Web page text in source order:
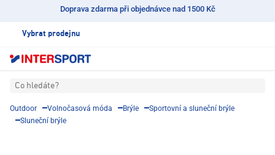
Doprava zdarma při objednávce nad 1500 Kč
Vybrat prodejnu
Co hledáte?
Outdoor Volnočasová móda Brýle
Sportovní a sluneční brýle
Sluneční brýle